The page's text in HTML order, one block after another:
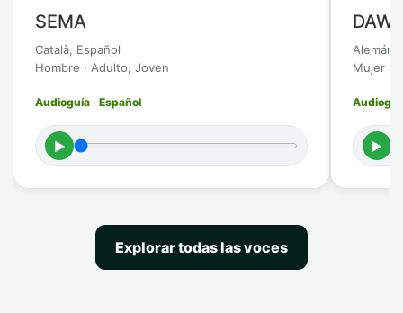
SEMA
Català, Español
Hombre · Adulto, Joven
Audioguía · Español
►
DAWI
Alemán
Mujer ·
►
Explorar todas las voces